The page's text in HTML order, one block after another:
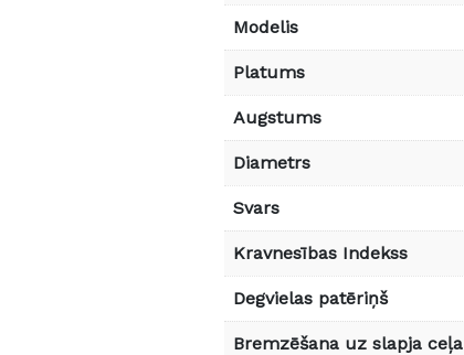
Modelis
Platums
Augstums
Diametrs
Svars
Kravnesības Indekss
Degvielas patēriņš
Bremzēšana uz slapja ceļa